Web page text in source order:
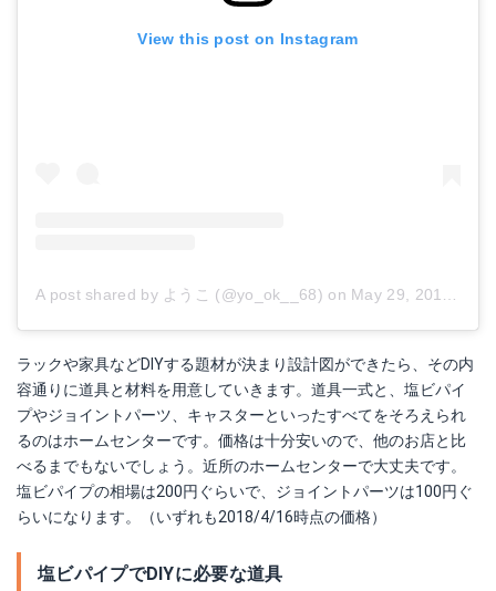
View this post on Instagram
A post shared by ようこ (@yo_ok__68) on May 29, 2018 at 1:35am PDT
ラックや家具などDIYする題材が決まり設計図ができたら、その内
容通りに道具と材料を用意していきます。道具一式と、塩ビパイ
プやジョイントパーツ、キャスターといったすべてをそろえられ
るのはホームセンターです。価格は十分安いので、他のお店と比
べるまでもないでしょう。近所のホームセンターで大丈夫です。
塩ビパイプの相場は200円ぐらいで、ジョイントパーツは100円ぐ
らいになります。（いずれも2018/4/16時点の価格）
塩ビパイプでDIYに必要な道具